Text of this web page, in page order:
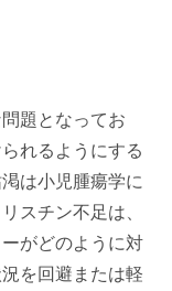
題となってお
れるようにする
は小児腫瘍学に
スチン不足は、
がどのように対
を回避または軽